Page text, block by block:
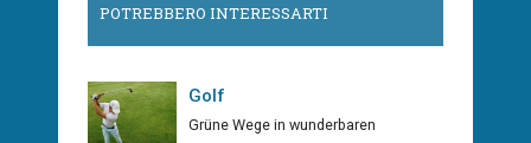
POTREBBERO INTERESSARTI
Golf
Grüne Wege in wunderbaren